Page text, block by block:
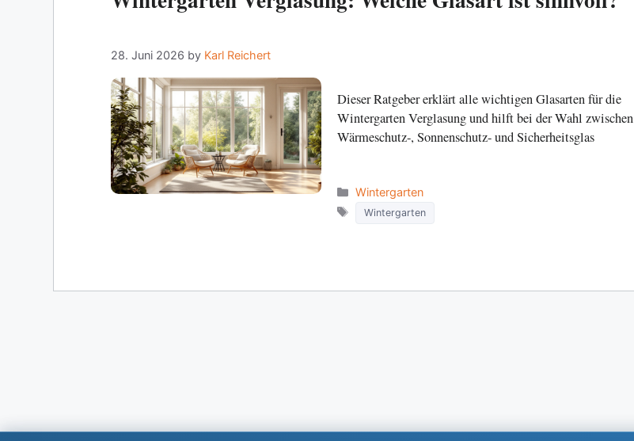
28. Juni 2026 by Karl Reichert
Dieser Ratgeber erklärt alle wichtigen Glasarten für die
Wintergarten Verglasung und hilft bei der Wahl zwischen
Wärmeschutz-, Sonnenschutz- und Sicherheitsglas
Categories
Wintergarten
Tags
Wintergarten